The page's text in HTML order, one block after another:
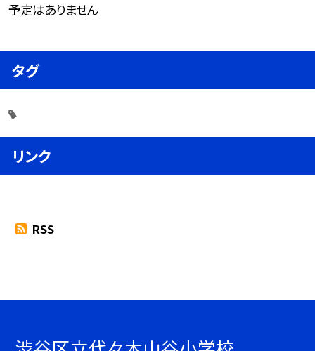
予定はありません
タグ
リンク
RSS